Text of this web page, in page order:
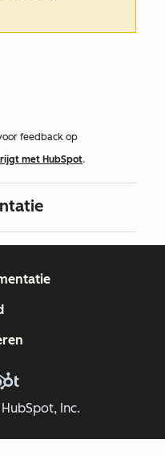
feedback op
met HubSpot.
Inc.